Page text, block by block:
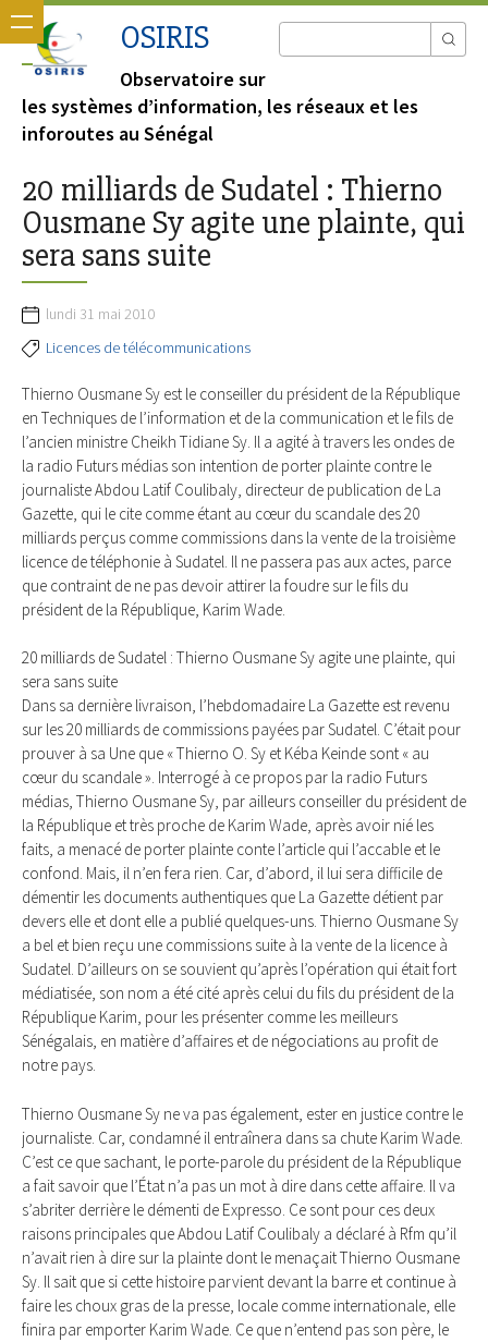
OSIRIS
Observatoire sur
les systèmes d’information, les réseaux et les
inforoutes au Sénégal
20 milliards de Sudatel : Thierno
Ousmane Sy agite une plainte, qui
sera sans suite
lundi 31 mai 2010
Licences de télécommunications
Thierno Ousmane Sy est le conseiller du président de la République
en Techniques de l’information et de la communication et le fils de
l’ancien ministre Cheikh Tidiane Sy. Il a agité à travers les ondes de
la radio Futurs médias son intention de porter plainte contre le
journaliste Abdou Latif Coulibaly, directeur de publication de La
Gazette, qui le cite comme étant au cœur du scandale des 20
milliards perçus comme commissions dans la vente de la troisième
licence de téléphonie à Sudatel. Il ne passera pas aux actes, parce
que contraint de ne pas devoir attirer la foudre sur le fils du
président de la République, Karim Wade.
20 milliards de Sudatel : Thierno Ousmane Sy agite une plainte, qui
sera sans suite
Dans sa dernière livraison, l’hebdomadaire La Gazette est revenu
sur les 20 milliards de commissions payées par Sudatel. C’était pour
prouver à sa Une que « Thierno O. Sy et Kéba Keinde sont « au
cœur du scandale ». Interrogé à ce propos par la radio Futurs
médias, Thierno Ousmane Sy, par ailleurs conseiller du président de
la République et très proche de Karim Wade, après avoir nié les
faits, a menacé de porter plainte conte l’article qui l’accable et le
confond. Mais, il n’en fera rien. Car, d’abord, il lui sera difficile de
démentir les documents authentiques que La Gazette détient par
devers elle et dont elle a publié quelques-uns. Thierno Ousmane Sy
a bel et bien reçu une commissions suite à la vente de la licence à
Sudatel. D’ailleurs on se souvient qu’après l’opération qui était fort
médiatisée, son nom a été cité après celui du fils du président de la
République Karim, pour les présenter comme les meilleurs
Sénégalais, en matière d’affaires et de négociations au profit de
notre pays.
Thierno Ousmane Sy ne va pas également, ester en justice contre le
journaliste. Car, condamné il entraînera dans sa chute Karim Wade.
C’est ce que sachant, le porte-parole du président de la République
a fait savoir que l’État n’a pas un mot à dire dans cette affaire. Il va
s’abriter derrière le démenti de Expresso. Ce sont pour ces deux
raisons principales que Abdou Latif Coulibaly a déclaré à Rfm qu’il
n’avait rien à dire sur la plainte dont le menaçait Thierno Ousmane
Sy. Il sait que si cette histoire parvient devant la barre et continue à
faire les choux gras de la presse, locale comme internationale, elle
finira par emporter Karim Wade. Ce que n’entend pas son père, le